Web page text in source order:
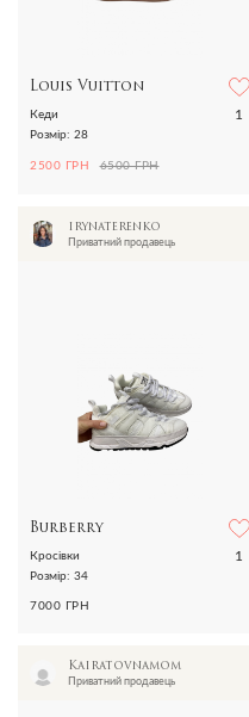
Louis Vuitton
1
Кеди
Розмір: 28
2500 ГРН 6500 ГРН
irynaterenko
Приватний продавець
Burberry
1
Кросівки
Розмір: 34
7000 ГРН
Kairatovnamom
Приватний продавець